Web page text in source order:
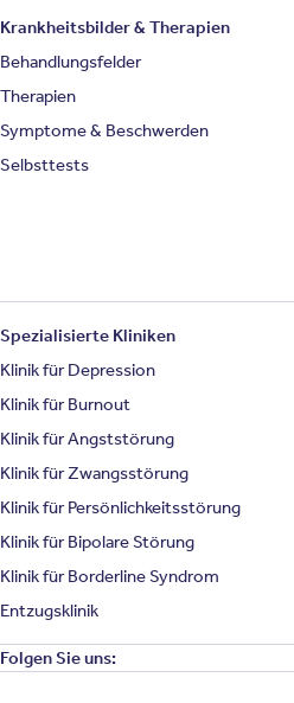
Krankheitsbilder & Therapien
Behandlungsfelder
Therapien
Symptome & Beschwerden
Selbsttests
Spezialisierte Kliniken
Klinik für Depression
Klinik für Burnout
Klinik für Angststörung
Klinik für Zwangsstörung
Klinik für Persönlichkeitsstörung
Klinik für Bipolare Störung
Klinik für Borderline Syndrom
Entzugsklinik
Folgen Sie uns: